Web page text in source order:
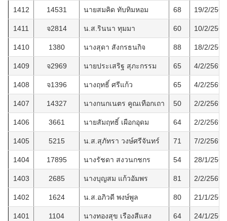
1412 14531 นายสมคิด ทับทิมหอม 68 19/2/2569
1411 จ2814 น.ส.รินนา ทุมมา 60 10/2/2569
1410 1380 นางสุดา สังกรธนกิจ 88 18/2/2569
1409 จ2969 นายประเสริฐ สุภะกรรม 65 4/2/2569
1408 จ1396 นางฤทธิ์ ศรีแก้ว 65 4/2/2569
1407 14327 นางกนกเนตร คูณเทือกเถา 50 2/2/2569
1406 3661 นายสัมฤทธิ์ เผือกอุดม 64 2/2/2569
1405 5215 น.ส.สุภัทรา วงษ์ศรีจันทร์ 71 7/2/2569
1404 17895 นางรัชดา สงวนกชกร 54 28/1/2569
1403 2685 นางบุญสม แก้วอัมพร 81 2/2/2569
1402 1624 น.ส.อภิวดี พงษ์พูล 80 21/1/2569
1401 1104 นางทองสุข เรืองสีแสง 64 24/1/2569